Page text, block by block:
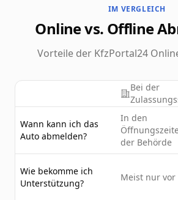
IM VERGLEICH
Online vs. Offline
Vorteile der KfzPortal24
Bei der
Wann kann ich das
Auto abmelden?
In den
der Behörde
Wie bekomme ich
Unterstützung?
Meist nur vor